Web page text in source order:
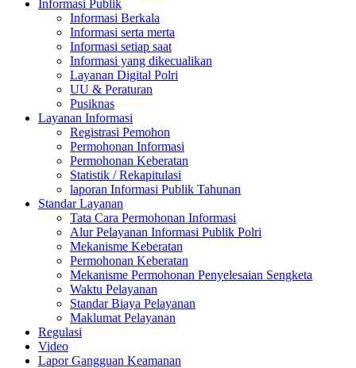
Informasi Publik
Informasi Berkala
Informasi serta merta
Informasi setiap saat
Informasi yang dikecualikan
Layanan Digital Polri
UU & Peraturan
Pusiknas
Layanan Informasi
Registrasi Pemohon
Permohonan Informasi
Permohonan Keberatan
Statistik / Rekapitulasi
laporan Informasi Publik Tahunan
Standar Layanan
Tata Cara Permohonan Informasi
Alur Pelayanan Informasi Publik Polri
Mekanisme Keberatan
Permohonan Keberatan
Mekanisme Permohonan Penyelesaian Sengketa
Waktu Pelayanan
Standar Biaya Pelayanan
Maklumat Pelayanan
Regulasi
Video
Lapor Gangguan Keamanan